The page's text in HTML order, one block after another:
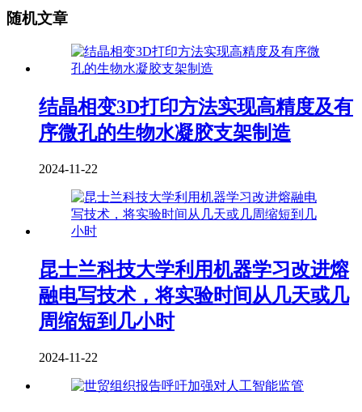
随机文章
结晶相变3D打印方法实现高精度及有
序微孔的生物水凝胶支架制造
2024-11-22
昆士兰科技大学利用机器学习改进熔
融电写技术，将实验时间从几天或几
周缩短到几小时
2024-11-22